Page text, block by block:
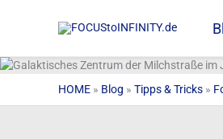
HOME » Blog » Tipps & Tricks »